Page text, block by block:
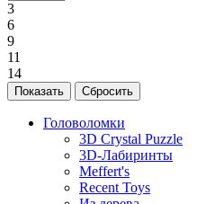
3
6
9
11
14
Головоломки
3D Crystal Puzzle
3D-Лабиринты
Meffert's
Recent Toys